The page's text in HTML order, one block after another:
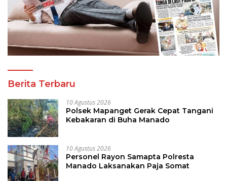
Berita Terbaru
10 Agustus 2026
Polsek Mapanget Gerak Cepat Tangani
Kebakaran di Buha Manado
10 Agustus 2026
Personel Rayon Samapta Polresta
Manado Laksanakan Paja Somat